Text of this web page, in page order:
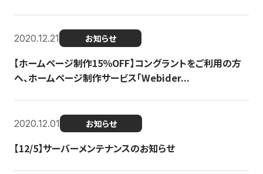
2020.12.21 お知らせ
【ホームページ制作15％OFF】コングラントをご利用の方
へ、ホームページ制作サービス「Webider...
2020.12.01 お知らせ
【12/5】サーバーメンテナンスのお知らせ